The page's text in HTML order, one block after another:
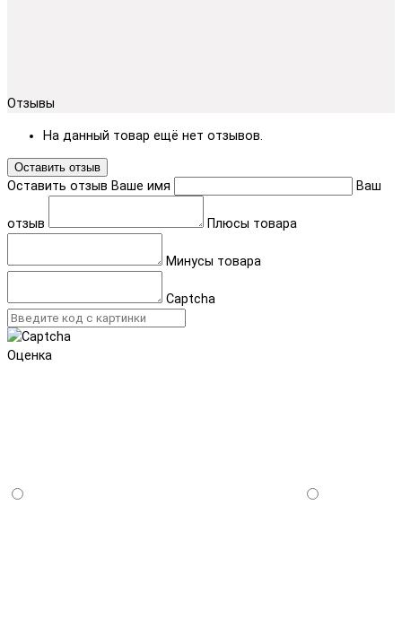
Отзывы
На данный товар ещё нет отзывов.
Оставить отзыв
Оставить отзыв Ваше имя Ваш
отзыв Плюсы товара
Минусы товара
Captcha
Оценка